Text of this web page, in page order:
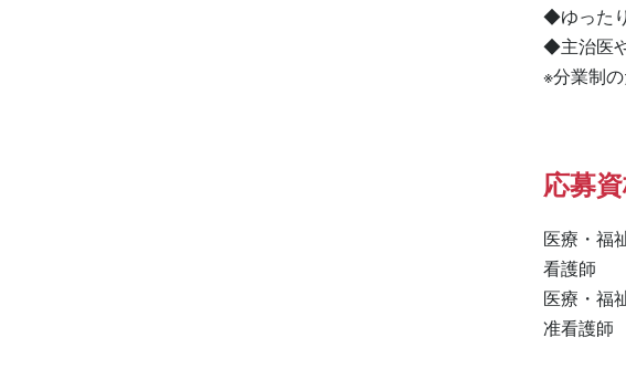
◆ゆった
◆主治医
※分業制
応募
医療・福
看護師
医療・福
准看護師